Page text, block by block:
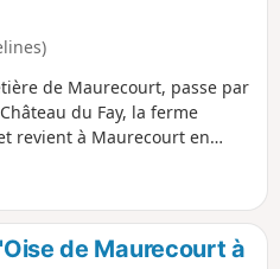
de Maurecourt, passe par
du Fay, la ferme
revient à Maurecourt en
de Maurecourt à